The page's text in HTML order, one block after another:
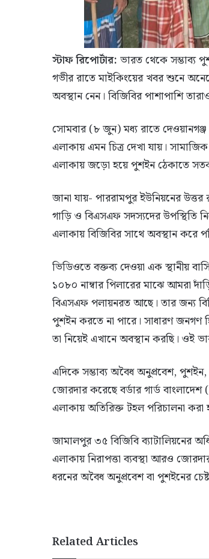
স্টাফ রিপোর্টার: ভারত থেকে সম্ভাব্য
গভীর রাতে মাইকিংয়ের খবর শুনে
অবস্থান নেন। বিজিবির পাশাপাশি
সোমবার (৮ জুন) মধ্য রাতে
এলাকায় এমন চিত্র দেখা যায়।
এলাকায় জড়ো হয়ে পুশইন ঠেকাতে
জানা যায়- পাররামপুর ইউনিয়নের উত্তর
গাড়ি ও বিএসএফ সদস্যদের উপস্থিতি
এলাকায় বিজিবির সাথে অবস্থান করে
ভিডিওতে বক্তব্য দেওয়া এক স্থানীয়
১০৮০ নাম্বার পিলারের মাঝে আমরা
বিএসএফ পলায়নরত আছে। তার জন্য
পুশইন করতে না পারে। সাধারণ জনগণ
তা নিয়েই এখানে অবস্থান করছি। ওই
এদিকে সম্ভাব্য অবৈধ অনুপ্রবেশ, পুশইন,
জোরদার করেছে বর্ডার গার্ড বাংলাদেশ
এলাকায় অতিরিক্ত টহল পরিচালনা করা
জামালপুর ৩৫ বিজিবি ব্যাটালিয়নের
এলাকায় নিরাপত্তা ব্যবস্থা আরও
ধরনের অবৈধ অনুপ্রবেশ বা পুশইনের
Related Articles